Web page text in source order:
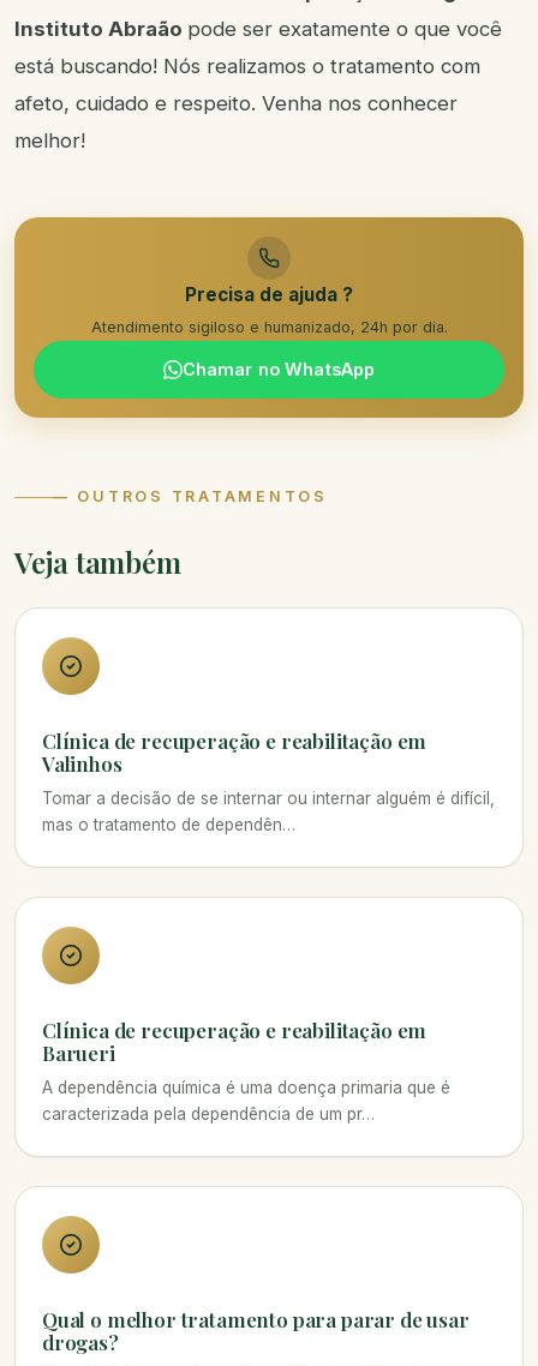
Instituto Abraão pode ser exatamente o que você
está buscando! Nós realizamos o tratamento com
afeto, cuidado e respeito. Venha nos conhecer
melhor!
Precisa de ajuda ?
Atendimento sigiloso e humanizado, 24h por dia.
Chamar no WhatsApp
— OUTROS TRATAMENTOS
Veja também
Clínica de recuperação e reabilitação em
Valinhos
Tomar a decisão de se internar ou internar alguém é difícil,
mas o tratamento de dependên…
Clínica de recuperação e reabilitação em
Barueri
A dependência química é uma doença primaria que é
caracterizada pela dependência de um pr…
Qual o melhor tratamento para parar de usar
drogas?